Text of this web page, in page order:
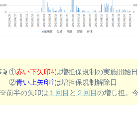
①赤い下矢印⇩は増担保規制の実施開始日
②青い上矢印⇧は増担保規制解除日
※前半の矢印は １回目 と ２回目の増し担。